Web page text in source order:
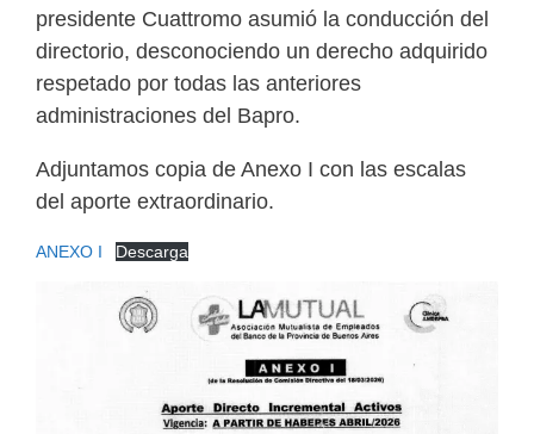
presidente Cuattromo asumió la conducción del
directorio, desconociendo un derecho adquirido
respetado por todas las anteriores
administraciones del Bapro.
Adjuntamos copia de Anexo I con las escalas
del aporte extraordinario.
ANEXO I Descarga